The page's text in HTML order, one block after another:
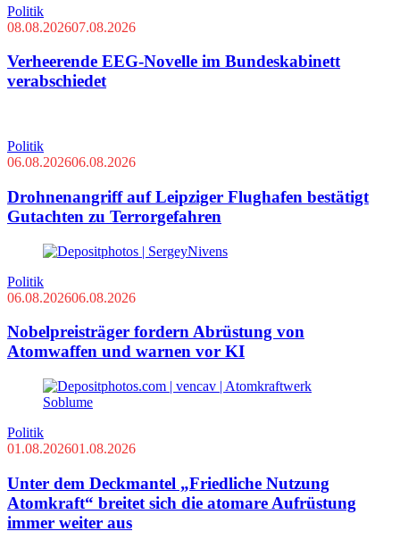
Politik
08.08.202607.08.2026
Verheerende EEG-Novelle im Bundeskabinett
verabschiedet
Politik
06.08.202606.08.2026
Drohnenangriff auf Leipziger Flughafen bestätigt
Gutachten zu Terrorgefahren
Politik
06.08.202606.08.2026
Nobelpreisträger fordern Abrüstung von
Atomwaffen und warnen vor KI
Politik
01.08.202601.08.2026
Unter dem Deckmantel „Friedliche Nutzung
Atomkraft“ breitet sich die atomare Aufrüstung
immer weiter aus